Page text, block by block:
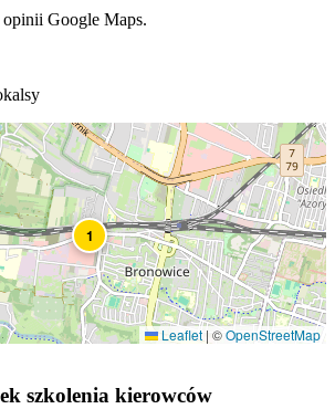
Google Maps.
1
Leaflet | ©OpenStreetMap
szkolenia kierowców